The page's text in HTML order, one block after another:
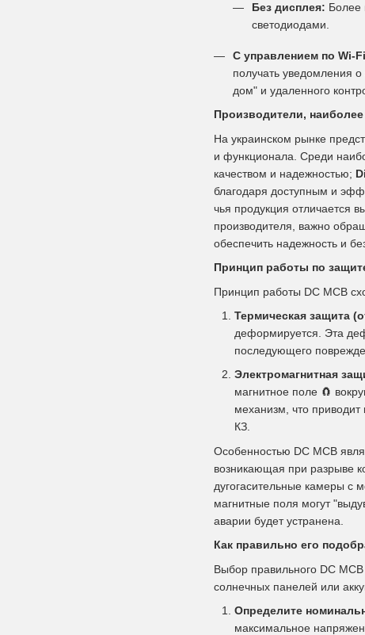
Без дисплея: Более
светодиодами.
С управлением по Wi-
получать уведомления
дом" и удаленного
Производители,
На украинском рынке
и функционала. Среди
качеством и надежностью;
благодаря доступным и
чья продукция отличается
производителя, важно
обеспечить надежность и
Принцип работы по
Принцип работы DC MCB
Термическая защита
деформируется. Эта
последующего
Электромагнитная
магнитное поле 🧲
механизм, что
КЗ.
Особенностью DC MCB
возникающая при разрыве
дугогасительные камеры с
магнитные поля могут
аварии будет устранена.
Как правильно его
Выбор правильного DC
солнечных панелей или
Определите
максимальное